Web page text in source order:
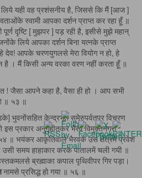
लिये यही वह प्रशंसनीय है, जिससे कि मैं [आज ]
स्वामी आपका दर्शन प्राप्त कर रहा हूँ ॥
दृष्टि [ मुझपर ] पड़ रही है, इसीसे मुझे महान्
लिये आपका दर्शन बिना यत्नके प्राप्त
देव! आपके चरणयुगलसे मेरा वियोग न हो, हे
है । मैं किसी अन्य वरका वरण नहीं करता हूँ ॥
! जैसा आपने कहा है, वैसा ही हो । आप सभी
॥ ५३ ॥
भुवनोंसहित केन्द्रभूत सुमेरुपर्वतपर विचरण
इस प्रकार अनुगृहीतकर भैरव विमुक्तनगरी
५४ ॥ भयंकर आकृतिवाले भैरवके उस क्षेत्रमें प्रवेश
उसी समय हाहाकार करके पातालमें चली गयी ॥
ब्रह्माका कपाल पृथिवीपर गिर पड़ा।
नामसे प्रसिद्ध हो गया ॥ ५६ ॥